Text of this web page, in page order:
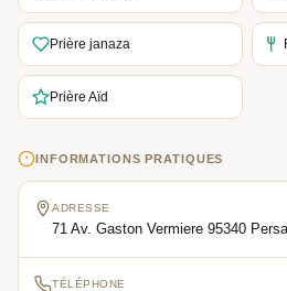
Prière janaza
Prière Aïd
INFORMATIONS PRATIQUES
ADRESSE
71 Av. Gaston Vermiere 95340
TÉLÉPHONE